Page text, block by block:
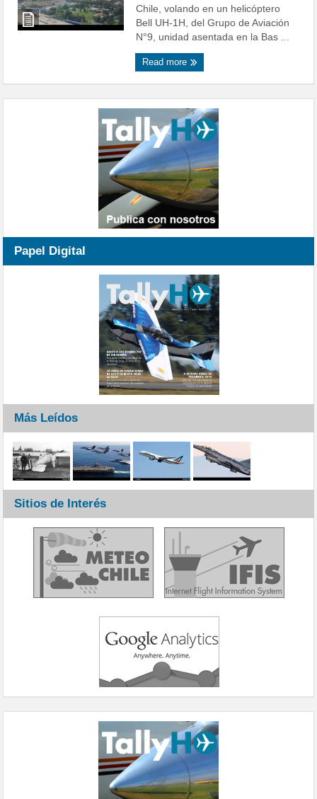
Chile, volando en un helicóptero
Bell UH-1H, del Grupo de Aviación
N°9, unidad asentada en la Bas ...
Read more
Papel Digital
Más Leídos
Sitios de Interés